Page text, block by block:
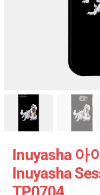
Inuyasha 아
Inuyasha